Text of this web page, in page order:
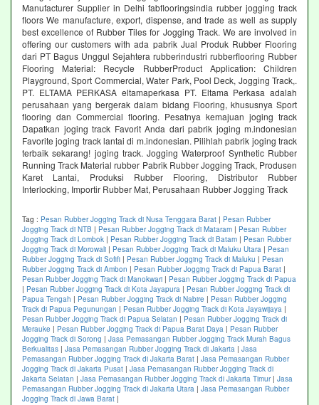
Manufacturer Supplier in Delhi fabflooringsindia rubber jogging track
floors We manufacture, export, dispense, and trade as well as supply
best excellence of Rubber Tiles for Jogging Track. We are involved in
offering our customers with ada pabrik Jual Produk Rubber Flooring
dari PT Bagus Unggul Sejahtera rubberindustri rubberflooring Rubber
Flooring Material: Recycle RubberProduct Application: Children
Playground, Sport Commercial, Water Park, Pool Deck, Jogging Track,.
PT. ELTAMA PERKASA eltamaperkasa PT. Eltama Perkasa adalah
perusahaan yang bergerak dalam bidang Flooring, khususnya Sport
flooring dan Commercial flooring. Pesatnya kemajuan joging track
Dapatkan joging track Favorit Anda dari pabrik joging m.indonesian
Favorite joging track lantai di m.indonesian. Pilihlah pabrik joging track
terbaik sekarang! joging track. Jogging Waterproof Synthetic Rubber
Running Track Material rubber Pabrik Rubber Jogging Track, Produsen
Karet Lantai, Produksi Rubber Flooring, Distributor Rubber
Interlocking, Importir Rubber Mat, Perusahaan Rubber Jogging Track
Tag : Pesan Rubber Jogging Track di Nusa Tenggara Barat | Pesan Rubber
Jogging Track di NTB | Pesan Rubber Jogging Track di Mataram | Pesan Rubber
Jogging Track di Lombok | Pesan Rubber Jogging Track di Batam | Pesan Rubber
Jogging Track di Morowali | Pesan Rubber Jogging Track di Maluku Utara | Pesan
Rubber Jogging Track di Sofifi | Pesan Rubber Jogging Track di Maluku | Pesan
Rubber Jogging Track di Ambon | Pesan Rubber Jogging Track di Papua Barat |
Pesan Rubber Jogging Track di Manokwari | Pesan Rubber Jogging Track di Papua
| Pesan Rubber Jogging Track di Kota Jayapura | Pesan Rubber Jogging Track di
Papua Tengah | Pesan Rubber Jogging Track di Nabire | Pesan Rubber Jogging
Track di Papua Pegunungan | Pesan Rubber Jogging Track di Kota Jayawijaya |
Pesan Rubber Jogging Track di Papua Selatan | Pesan Rubber Jogging Track di
Merauke | Pesan Rubber Jogging Track di Papua Barat Daya | Pesan Rubber
Jogging Track di Sorong | Jasa Pemasangan Rubber Jogging Track Murah Bagus
Berkualitas | Jasa Pemasangan Rubber Jogging Track di Jakarta | Jasa
Pemasangan Rubber Jogging Track di Jakarta Barat | Jasa Pemasangan Rubber
Jogging Track di Jakarta Pusat | Jasa Pemasangan Rubber Jogging Track di
Jakarta Selatan | Jasa Pemasangan Rubber Jogging Track di Jakarta Timur| Jasa
Pemasangan Rubber Jogging Track di Jakarta Utara | Jasa Pemasangan Rubber
Jogging Track di Jawa Barat |